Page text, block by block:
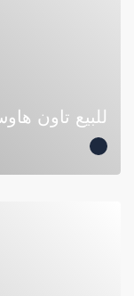
للبيع تاون